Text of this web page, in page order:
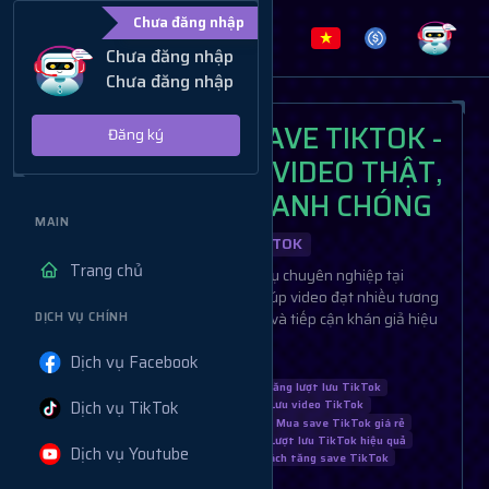
Chưa đăng nhập
Chưa đăng nhập
Chưa đăng nhập
Đăng ký
MAIN
Trang chủ
DỊCH VỤ CHÍNH
Dịch vụ Facebook
Dịch vụ TikTok
Dịch vụ Youtube
DỊCH VỤ TĂNG SAVE TIKTOK -
TĂNG LƯỢT LƯU VIDEO THẬT,
AN TOÀN VÀ NHANH CHÓNG
DỊCH VỤ TIKTOK
Tăng save TikTok với dịch vụ chuyên nghiệp tại
Muabanview.vn. Lượt lưu thật, giúp video đạt nhiều tương
tác, tăng khả năng lên xu hướng và tiếp cận khán giả hiệu
Tăng lượt lưu TikTok
Tăng save TikTok thật
Lưu video TikTok
Dịch vụ tăng save TikTok uy tín
Mua save TikTok giá rẻ
Lượt lưu TikTok hiệu quả
Tăng save TikTok an toàn
Cách tăng save TikTok